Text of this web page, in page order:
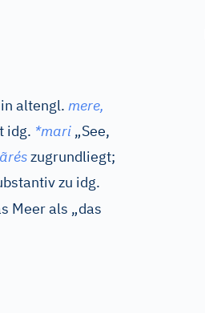
altengl. mere,
idg. *mari „See,
zugrundliegt;
zu idg.
Meer als „das